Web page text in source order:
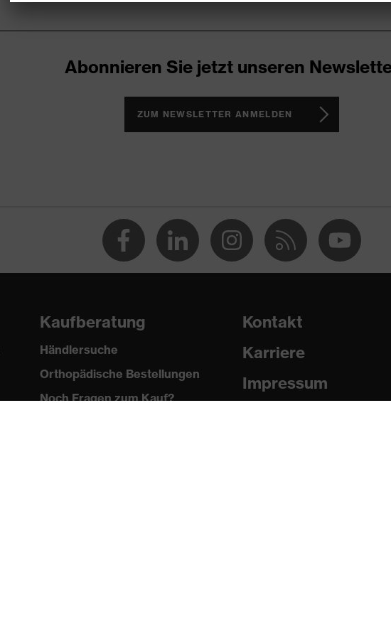
Abonnieren Sie jetzt unseren
ZUM NEWSLETTER ANMELDEN
Kaufberatung
Händlersuche
Orthopädische Bestellungen
Noch Fragen zum Kauf?
Kontakt
Karriere
Impressum